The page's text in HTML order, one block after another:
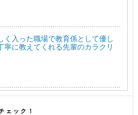
く入った職場で教育係として優し
寧に教えてくれる先輩のカラクリ
ェック！